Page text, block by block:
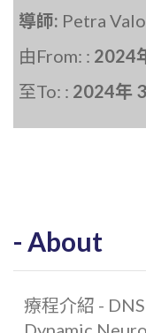
導師: Petra
由From: : 2024
至To: : 2024年
About
療程介紹 -